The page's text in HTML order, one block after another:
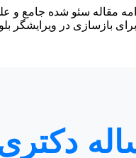
مقاله سئو شده جامع و
بازسازی در ویرایشگر